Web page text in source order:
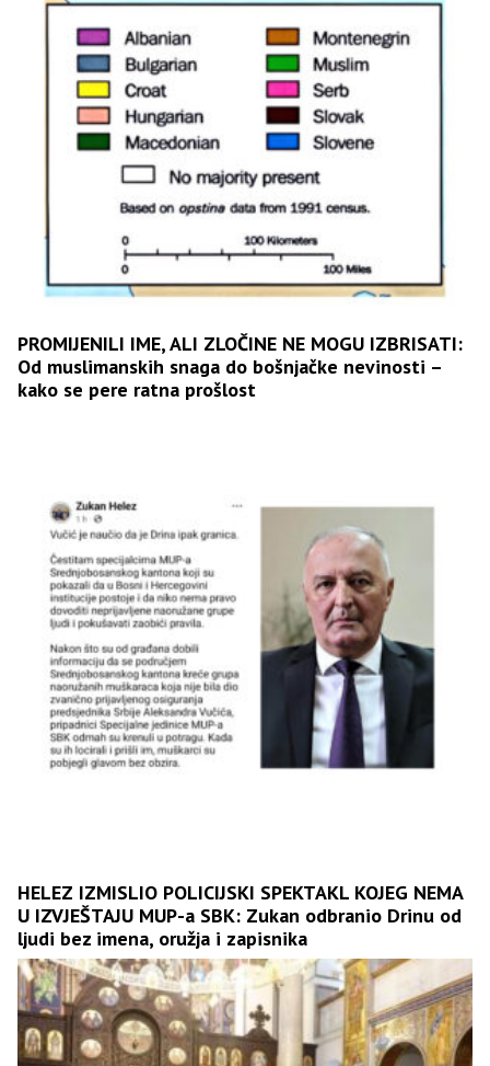
PROMIJENILI IME, ALI ZLOČINE NE MOGU IZBRISATI:
Od muslimanskih snaga do bošnjačke nevinosti –
kako se pere ratna prošlost
HELEZ IZMISLIO POLICIJSKI SPEKTAKL KOJEG NEMA
U IZVJEŠTAJU MUP-a SBK: Zukan odbranio Drinu od
ljudi bez imena, oružja i zapisnika